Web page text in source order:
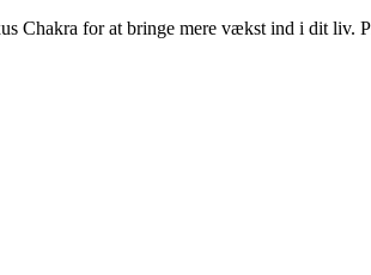
Chakra for at bringe mere vækst ind i dit liv.